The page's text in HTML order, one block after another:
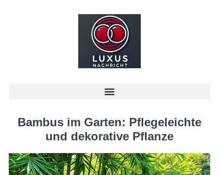
Bambus im Garten: Pflegeleichte
und dekorative Pflanze